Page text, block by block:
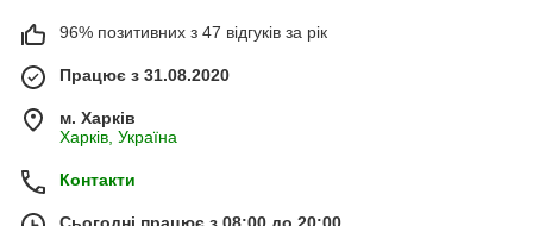
96% позитивних з 47 відгуків за рік
Працює з 31.08.2020
м. Харків
Харків, Україна
Контакти